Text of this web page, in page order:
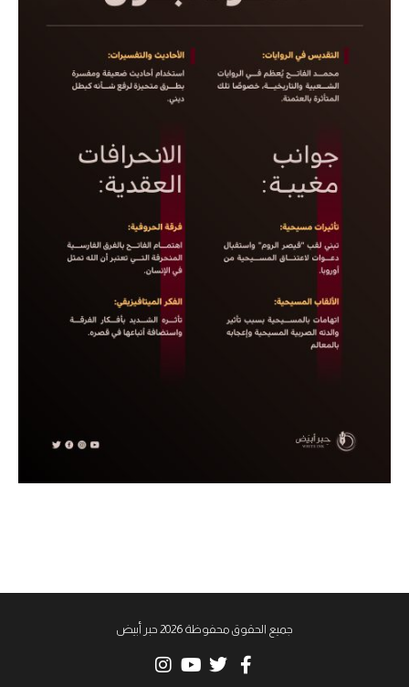
جميع الحقوق محفوظة 2026 حبر أبيض